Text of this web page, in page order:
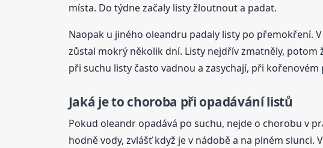
místa. Do týdne začaly listy žloutnout a padat.
Naopak u jiného oleandru padaly listy po přemokření.
zůstal mokrý několik dní. Listy nejdřív zmatněly,
při suchu listy často vadnou a zasychají, při
Jaká je to choroba při opadávánílistů
Pokud oleandr opadává po suchu, nejde o chorobu v
hodně vody, zvlášť když je v nádobě a na plném